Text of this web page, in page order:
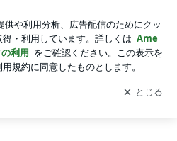
ログの更新通知
を受け取りまし
開く